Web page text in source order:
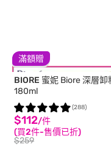
滿額贈
BIORE 蜜妮 Biore 深層卸
180ml
$112/件
(買2件-售價已折)
$259
(288)